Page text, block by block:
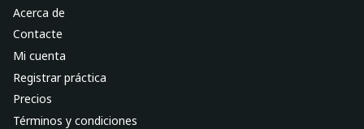
Acerca de
Contacte
Mi cuenta
Registrar práctica
Precios
Términos y condiciones